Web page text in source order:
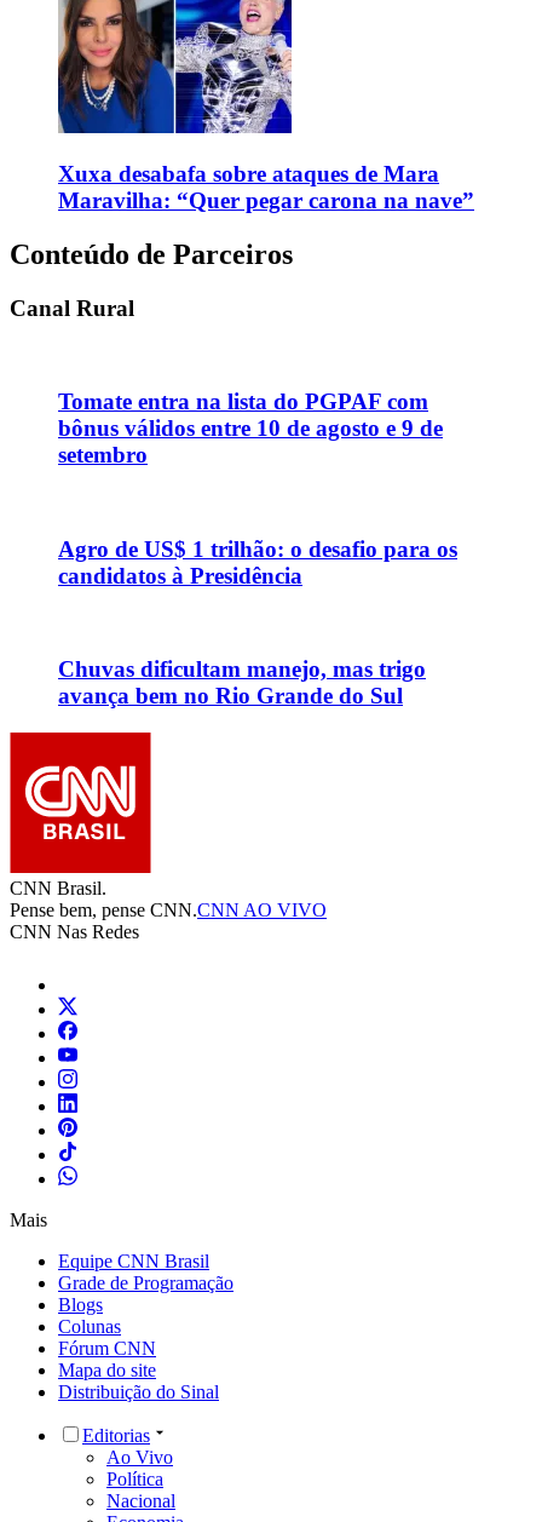
Xuxa desabafa sobre ataques de Mara
Maravilha: “Quer pegar carona na nave”
Conteúdo de Parceiros
Canal Rural
Tomate entra na lista do PGPAF com
bônus válidos entre 10 de agosto e 9 de
setembro
Agro de US$ 1 trilhão: o desafio para os
candidatos à Presidência
Chuvas dificultam manejo, mas trigo
avança bem no Rio Grande do Sul
CNN Brasil.
Pense bem, pense CNN.CNN AO VIVO
CNN Nas Redes
Mais
Equipe CNN Brasil
Grade de Programação
Blogs
Colunas
Fórum CNN
Mapa do site
Distribuição do Sinal
Editorias
Ao Vivo
Política
Nacional